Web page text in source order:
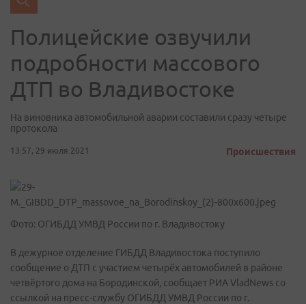
Полицейские озвучили
подробности массового
ДТП во Владивостоке
На виновника автомобильной аварии составили сразу четыре
протокола
13:57, 29 июля 2021 Происшествия
Фото: ОГИБДД УМВД России по г. Владивостоку
В дежурное отделение ГИБДД Владивостока поступило
сообщение о ДТП с участием четырёх автомобилей в районе
четвёртого дома на Бородинской, сообщает РИА VladNews со
ссылкой на пресс-службу ОГИБДД УМВД России по г.